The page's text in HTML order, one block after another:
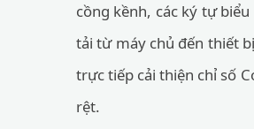
cồng kềnh, các ký tự
tải từ máy chủ đến thiết
trực tiếp cải thiện chỉ số
rệt.